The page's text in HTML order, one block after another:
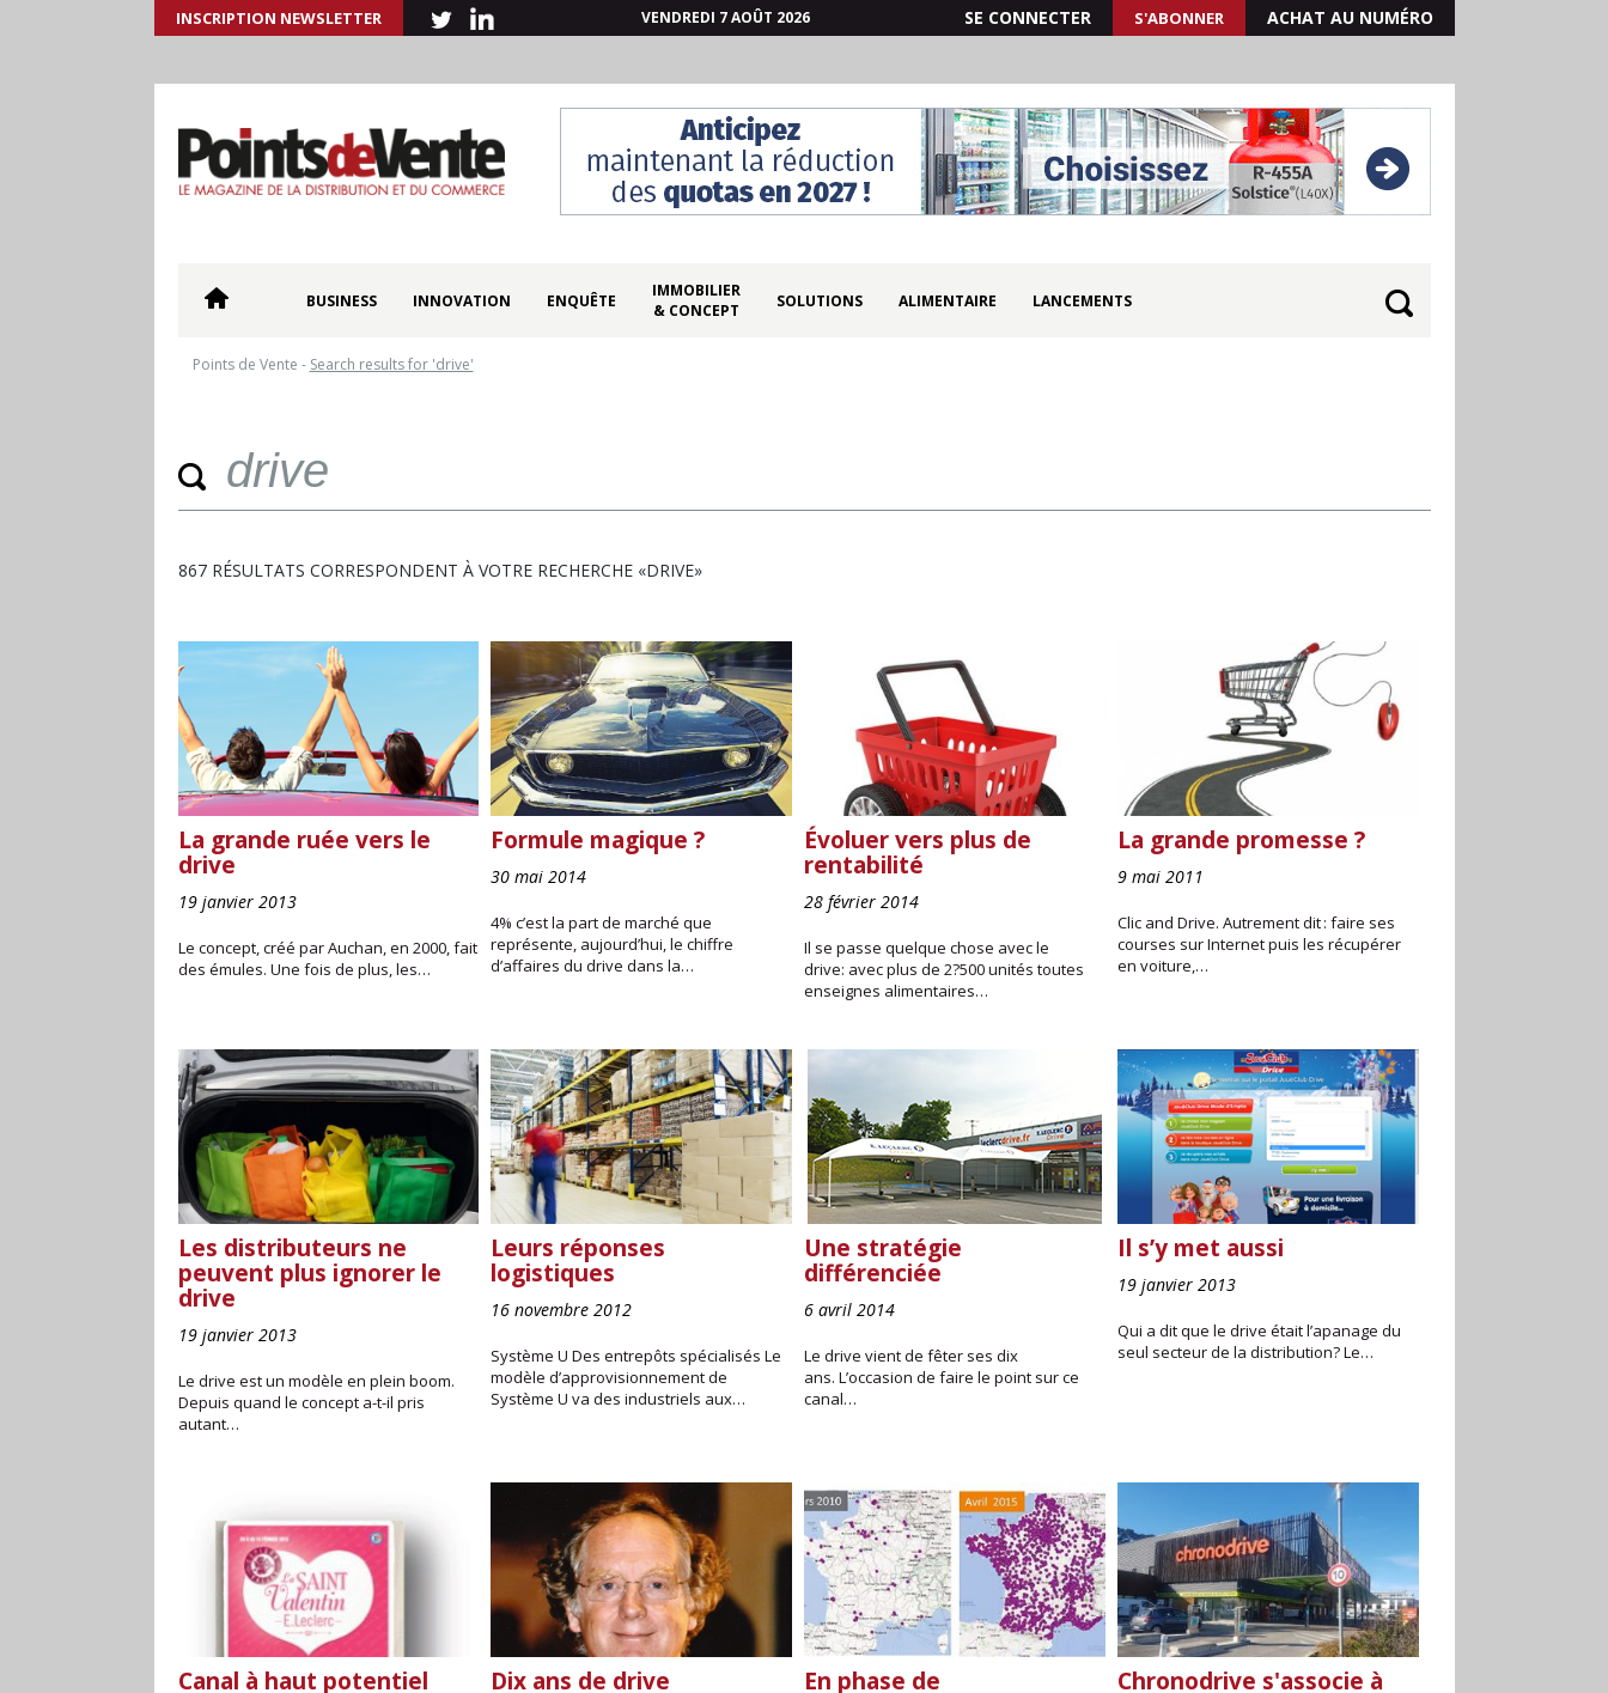
INSCRIPTION NEWSLETTER VENDREDI 7 AOÛT 2026 SE CONNECTER S'ABONNER ACHAT AU NUMÉRO
BUSINESS INNOVATION ENQUÊTE
IMMOBILIER
& CONCEPT
SOLUTIONS ALIMENTAIRE LANCEMENTS
Points de Vente - Search results for 'drive'
867 RÉSULTATS CORRESPONDENT À VOTRE RECHERCHE «DRIVE»
La grande ruée vers le
drive
19 janvier 2013
Le concept, créé par Auchan, en 2000, fait
des émules. Une fois de plus, les…
Formule magique ?
30 mai 2014
4% c’est la part de marché que
représente, aujourd’hui, le chiffre
d’affaires du drive dans la…
Évoluer vers plus de
rentabilité
28 février 2014
Il se passe quelque chose avec le
drive: avec plus de 2?500 unités toutes
enseignes alimentaires…
La grande promesse ?
9 mai 2011
Clic and Drive. Autrement dit : faire ses
courses sur Internet puis les récupérer
en voiture,…
Les distributeurs ne
peuvent plus ignorer le
drive
19 janvier 2013
Le drive est un modèle en plein boom.
Depuis quand le concept a-t-il pris
autant…
Leurs réponses
logistiques
16 novembre 2012
Système U Des entrepôts spécialisés Le
modèle d’approvisionnement de
Système U va des industriels aux…
Une stratégie
différenciée
6 avril 2014
Le drive vient de fêter ses dix
ans. L’occasion de faire le point sur ce
canal…
Il s’y met aussi
19 janvier 2013
Qui a dit que le drive était l’apanage du
seul secteur de la distribution? Le…
Canal à haut potentiel Dix ans de drive
En phase de
Chronodrive s'associe à